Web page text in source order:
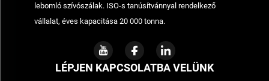
lebomló szívószálak. ISO-s tanúsítvánnyal rendelkező
vállalat, éves kapacitása 20 000 tonna.
LÉPJEN KAPCSOLATBA VELÜNK